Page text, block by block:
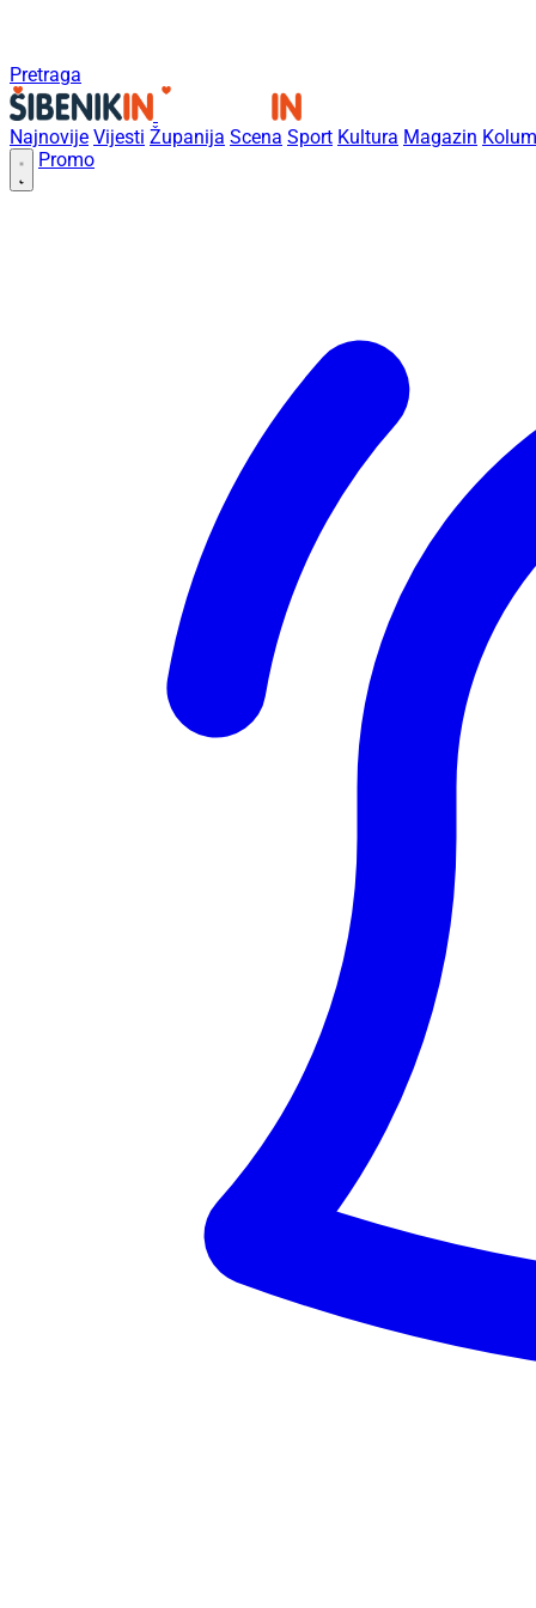
Pretraga
Najnovije Vijesti Županija Scena Sport Kultura Magazin
Promo